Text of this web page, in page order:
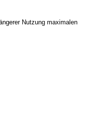
Nutzung maximalen